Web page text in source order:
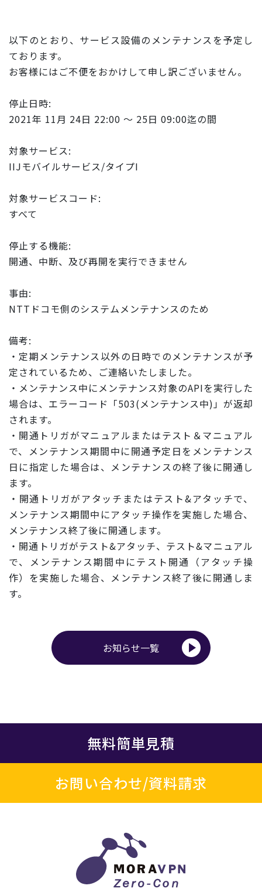
以下のとおり、サービス設備のメンテナンスを予定し
ております。
お客様にはご不便をおかけして申し訳ございません。
停止日時:
2021年 11月 24日 22:00 ～ 25日 09:00迄の間
対象サービス:
IIJモバイルサービス/タイプI
対象サービスコード:
すべて
停止する機能:
開通、中断、及び再開を実行できません
事由:
NTTドコモ側のシステムメンテナンスのため
備考:
・定期メンテナンス以外の日時でのメンテナンスが予
定されているため、ご連絡いたしました。
・メンテナンス中にメンテナンス対象のAPIを実行した
場合は、エラーコード「503(メンテナンス中)」が返却
されます。
・開通トリガがマニュアルまたはテスト＆マニュアル
で、メンテナンス期間中に開通予定日をメンテナンス
日に指定した場合は、メンテナンスの終了後に開通し
ます。
・開通トリガがアタッチまたはテスト&アタッチで、
メンテナンス期間中にアタッチ操作を実施した場合、
メンテナンス終了後に開通します。
・開通トリガがテスト&アタッチ、テスト&マニュアル
で、メンテナンス期間中にテスト開通（アタッチ操
作）を実施した場合、メンテナンス終了後に開通しま
す。
お知らせ一覧
無料簡単見積
お問い合わせ/資料請求